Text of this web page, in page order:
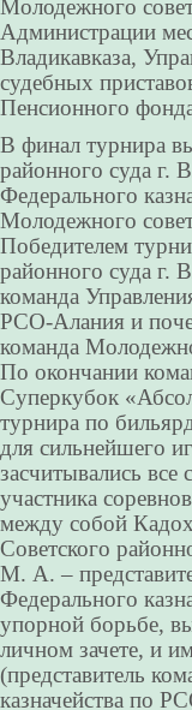
Молодежного
Администрации
Владикавказа,
судебных
Пенсионного
В финал турнира
районного суда г.
Федерального
Молодежного
Победителем
районного суда г.
команда
РСО-Алания и
команда
По окончании
Суперкубок
турнира по
для сильнейшего
засчитывались
участника
между собой
Советского
М. А. –
Федерального
упорной борьбе,
личном зачете, и
(представитель
казначейства по